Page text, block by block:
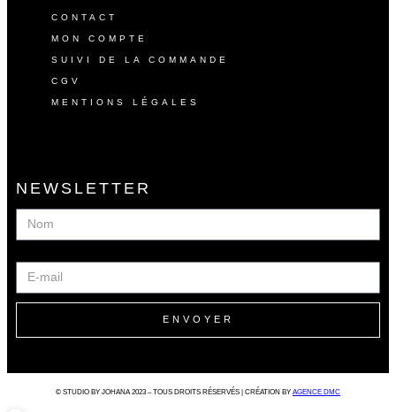
CONTACT
MON COMPTE
SUIVI DE LA COMMANDE
CGV
MENTIONS LÉGALES
NEWSLETTER
ENVOYER
© STUDIO BY JOHANA 2023 – TOUS DROITS RÉSERVÉS | CRÉATION BY AGENCE DMC